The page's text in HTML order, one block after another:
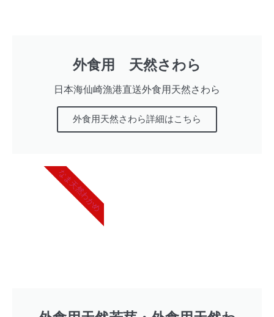
外食用 天然さわら
日本海仙崎漁港直送外食用天然さわら
外食用天然さわら詳細はこちら
なま天然わかめ